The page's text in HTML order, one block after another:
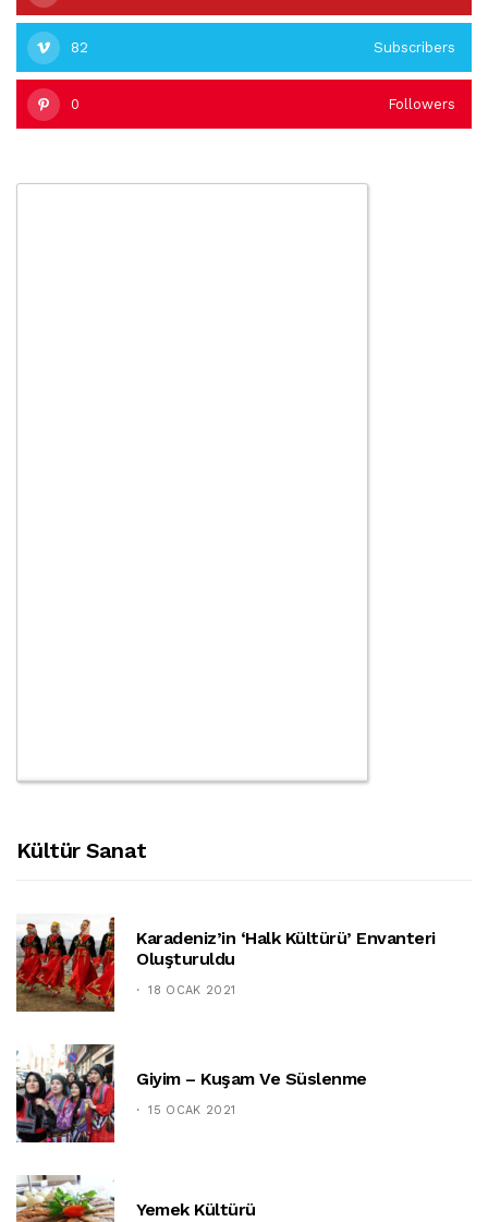
82 Subscribers
0 Followers
Kültür Sanat
Karadeniz’in ‘halk Kültürü’ Envanteri
Oluşturuldu
18 OCAK 2021
Giyim – Kuşam Ve Süslenme
15 OCAK 2021
Yemek Kültürü